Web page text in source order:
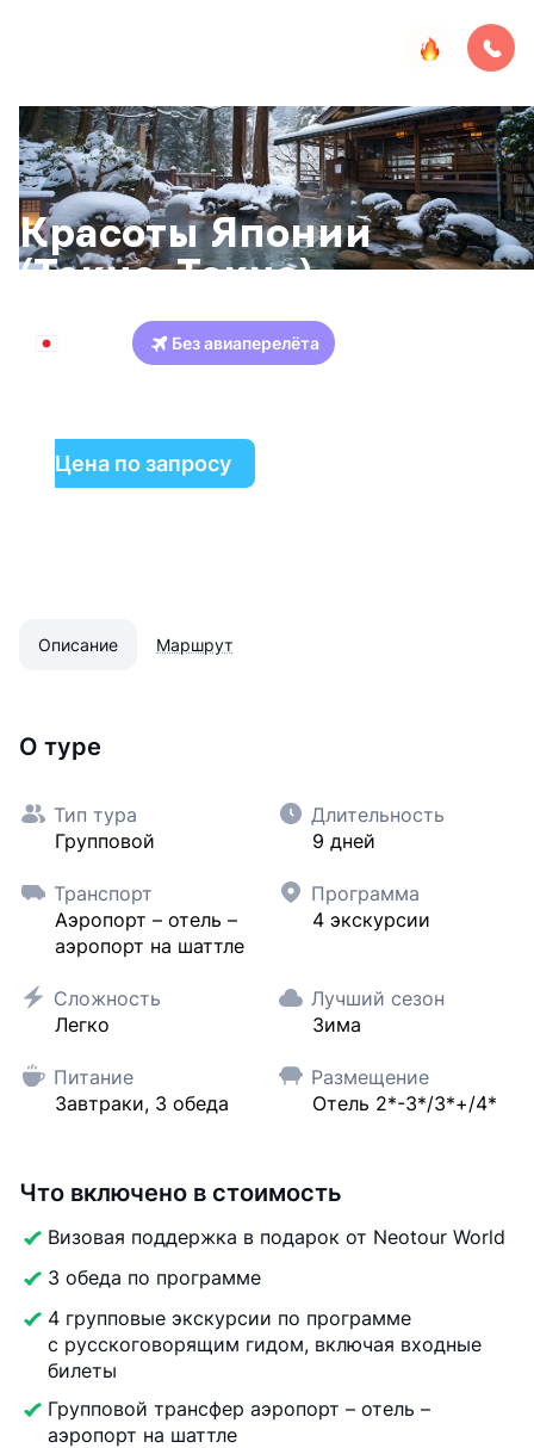
Красоты Японии
(Токио-Токио)
Без авиаперелёта
Цена по запросу
Описание Маршрут
О туре
Тип тура
Групповой
Длительность
9 дней
Транспорт
Аэропорт – отель –
аэропорт на шаттле
Программа
4 экскурсии
Сложность
Легко
Лучший сезон
Зима
Питание
Завтраки, 3 обеда
Размещение
Отель 2*-3*/3*+/4*
Что включено в стоимость
Визовая поддержка в подарок от Neotour World
3 обеда по программе
4 групповые экскурсии по программе
с русскоговорящим гидом, включая входные
билеты
Групповой трансфер аэропорт – отель –
аэропорт на шаттле